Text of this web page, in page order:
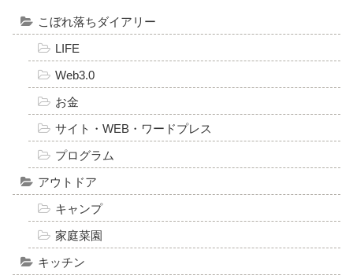
こぼれ落ちダイアリー
LIFE
Web3.0
お金
サイト・WEB・ワードプレス
プログラム
アウトドア
キャンプ
家庭菜園
キッチン